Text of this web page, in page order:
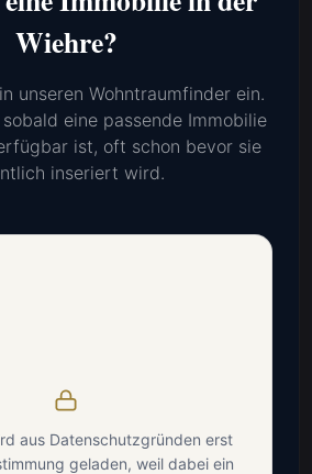
Wiehre?
unseren Wohntraumfinder ein.
eine passende Immobilie
ist, oft schon bevor sie
inseriert wird.
aus Datenschutzgründen erst
geladen, weil dabei ein